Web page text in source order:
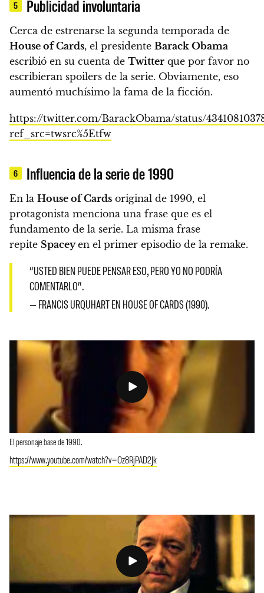
5 Publicidad involuntaria
Cerca de estrenarse la segunda temporada de
House of Cards, el presidente Barack Obama
escribió en su cuenta de Twitter que por favor no
escribieran spoilers de la serie. Obviamente, eso
aumentó muchísimo la fama de la ficción.
https://twitter.com/BarackObama/status/
ref_src=twsrc%5Etfw
6 Influencia de la serie de 1990
En la House of Cards original de 1990, el
protagonista menciona una frase que es el
fundamento de la serie. La misma frase
repite Spaceyen el primer episodio de la remake.
“USTED BIEN PUEDE PENSAR ESO, PERO YO NO PODRÍA
COMENTARLO”.
— FRANCIS URQUHART EN HOUSE OF CARDS (1990).
El personaje base de 1990.
https://www.youtube.com/watch?v=Oz8RjPAD2Jk